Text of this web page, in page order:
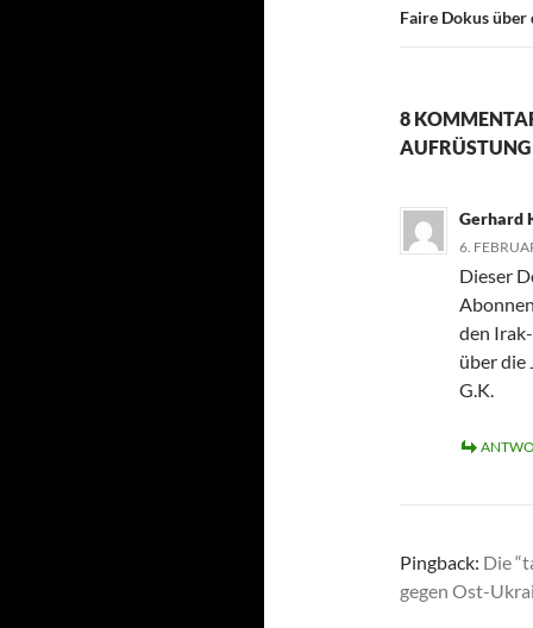
Faire Dokus
8
AUFRÜSTUNG
Gerhard
6.
Dieser
den
über die
G.K.
Pingback: Die
gegen Ost-